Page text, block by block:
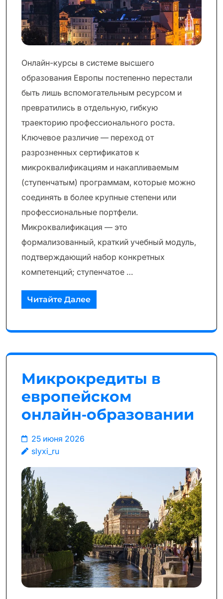
Онлайн-курсы в системе высшего
образования Европы постепенно перестали
быть лишь вспомогательным ресурсом и
превратились в отдельную, гибкую
траекторию профессионального роста.
Ключевое различие — переход от
разрозненных сертификатов к
микроквалификациям и накапливаемым
(ступенчатым) программам, которые можно
соединять в более крупные степени или
профессиональные портфели.
Микроквалификация — это
формализованный, краткий учебный модуль,
подтверждающий набор конкретных
компетенций; ступенчатое …
Читайте Далее
Микрокредиты в
европейском
онлайн‑образовании
25 июня 2026
slyxi_ru